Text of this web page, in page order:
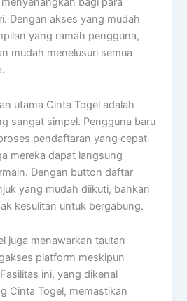
Dengan akses yang mudah
yang ramah pengguna,
mudah menelusuri semua
utama Cinta Togel adalah
sangat simpel. Pengguna baru
pendaftaran yang cepat
mereka dapat langsung
Dengan button daftar
yang mudah diikuti, bahkan
kesulitan untuk bergabung.
juga menawarkan tautan
platform meskipun
ini, yang dikenal
Cinta Togel, memastikan